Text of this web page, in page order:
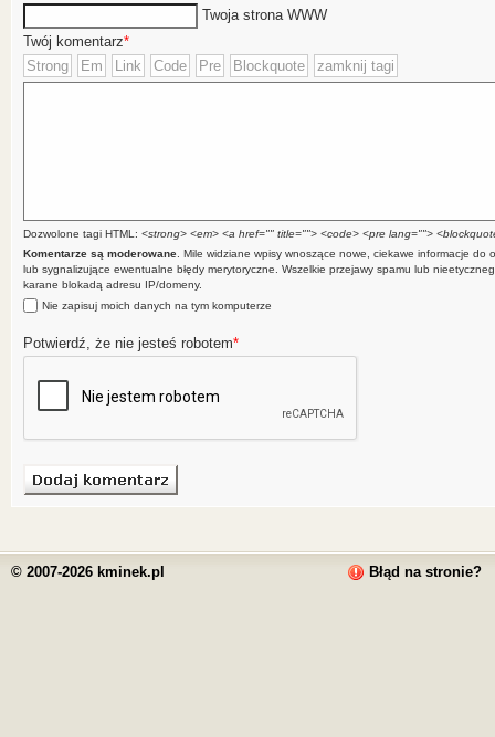
Twoja strona WWW
Twój komentarz*
Dozwolone tagi HTML: <strong> <em> <a href="" title=""> <code> <pre lang="">
Komentarze są moderowane. Mile widziane wpisy wnoszące nowe, ciekawe informacje do
lub sygnalizujące ewentualne błędy merytoryczne. Wszelkie przejawy spamu lub
karane blokadą adresu IP/domeny.
Nie zapisuj moich danych na tym komputerze
Potwierdź, że nie jesteś robotem*
Błąd na stronie?
© 2007-2026 kminek.pl